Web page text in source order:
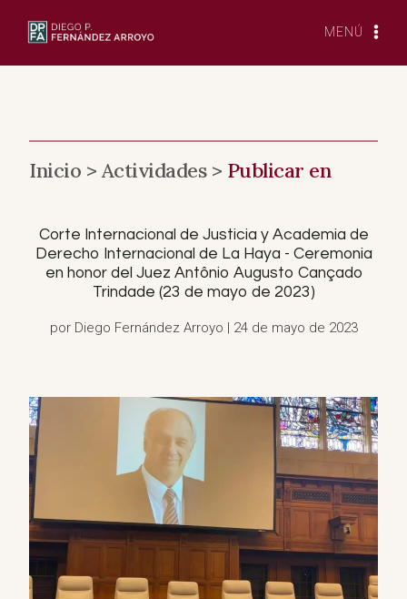
MENÚ
Inicio >Actividades > Publicar en
Corte Internacional de Justicia y Academia de
Derecho Internacional de La Haya - Ceremonia
en honor del Juez Antônio Augusto Cançado
Trindade (23 de mayo de 2023)
por Diego Fernández Arroyo | 24 de mayo de 2023